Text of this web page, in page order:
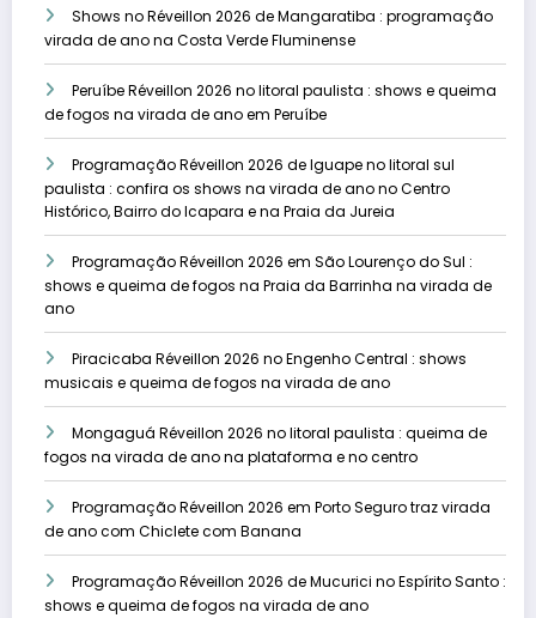
Shows no Réveillon 2026 de Mangaratiba : programação
virada de ano na Costa Verde Fluminense
Peruíbe Réveillon 2026 no litoral paulista : shows e queima
de fogos na virada de ano em Peruíbe
Programação Réveillon 2026 de Iguape no litoral sul
paulista : confira os shows na virada de ano no Centro
Histórico, Bairro do Icapara e na Praia da Jureia
Programação Réveillon 2026 em São Lourenço do Sul :
shows e queima de fogos na Praia da Barrinha na virada de
ano
Piracicaba Réveillon 2026 no Engenho Central : shows
musicais e queima de fogos na virada de ano
Mongaguá Réveillon 2026 no litoral paulista : queima de
fogos na virada de ano na plataforma e no centro
Programação Réveillon 2026 em Porto Seguro traz virada
de ano com Chiclete com Banana
Programação Réveillon 2026 de Mucurici no Espírito Santo :
shows e queima de fogos na virada de ano